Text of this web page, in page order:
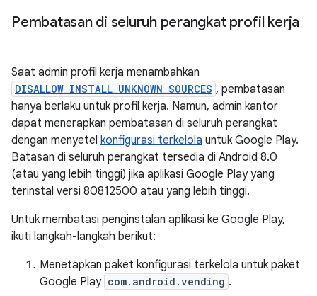
Pembatasan di seluruh perangkat profil kerja
Saat admin profil kerja menambahkan
DISALLOW_INSTALL_UNKNOWN_SOURCES , pembatasan
hanya berlaku untuk profil kerja. Namun, admin kantor
dapat menerapkan pembatasan di seluruh perangkat
dengan menyetel konfigurasi terkelola untuk Google Play.
Batasan di seluruh perangkat tersedia di Android 8.0
(atau yang lebih tinggi) jika aplikasi Google Play yang
terinstal versi 80812500 atau yang lebih tinggi.
Untuk membatasi penginstalan aplikasi ke Google Play,
ikuti langkah-langkah berikut:
Menetapkan paket konfigurasi terkelola untuk paket
Google Play com.android.vending .